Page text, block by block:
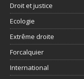
Droit et justice
Ecologie
Extrême droite
Forcalquier
International